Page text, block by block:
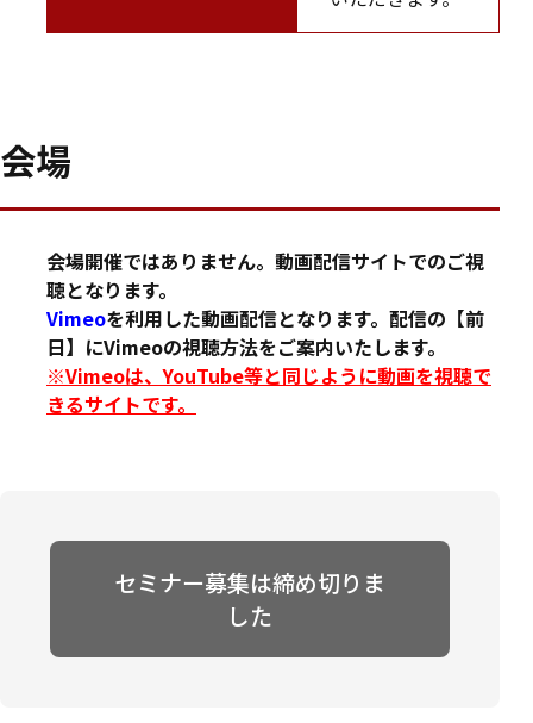
会場
会場開催ではありません。動画配信サイトでのご視
聴となります。
Vimeoを利用した動画配信となります。配信の【前
日】にVimeoの視聴方法をご案内いたします。
※Vimeoは、YouTube等と同じように動画を視聴で
きるサイトです。
セミナー募集は締め切りま
した